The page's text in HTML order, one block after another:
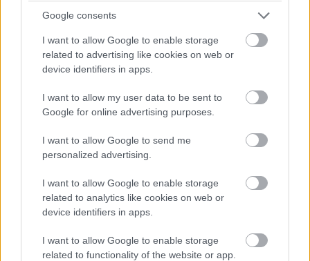
Google consents
I want to allow Google to enable storage
related to advertising like cookies on web or
device identifiers in apps.
I want to allow my user data to be sent to
Google for online advertising purposes.
I want to allow Google to send me
personalized advertising.
I want to allow Google to enable storage
related to analytics like cookies on web or
device identifiers in apps.
I want to allow Google to enable storage
related to functionality of the website or app.
Bránka ukrytá pod voňavým bielym jazmínom
prepleteným s popínavou ružou sa za mnou zavrela
a záhrada ostala neviditeľná za plotom obrasteným
nepreniknuteľnou zeleňou. Okolité ticho napĺňalo iba